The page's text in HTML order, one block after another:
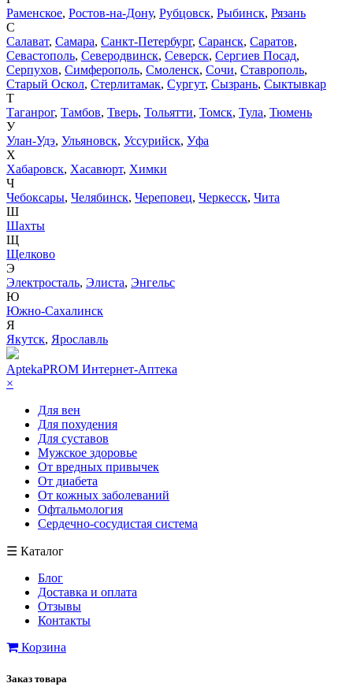
Раменское, Ростов-на-Дону, Рубцовск, Рыбинск, Рязань
С
Салават, Самара, Санкт-Петербург, Саранск, Саратов,
Севастополь, Северодвинск, Северск, Сергиев Посад,
Серпухов, Симферополь, Смоленск, Сочи, Ставрополь,
Старый Оскол, Стерлитамак, Сургут, Сызрань, Сыктывкар
Т
Таганрог, Тамбов, Тверь, Тольятти, Томск, Тула, Тюмень
У
Улан-Удэ, Ульяновск, Уссурийск, Уфа
Х
Хабаровск, Хасавюрт, Химки
Ч
Чебоксары, Челябинск, Череповец, Черкесск, Чита
Ш
Шахты
Щ
Щелково
Э
Электросталь, Элиста, Энгельс
Ю
Южно-Сахалинск
Я
Якутск, Ярославль
AptekaPROM Интернет-Аптека
×
Для вен
Для похудения
Для суставов
Мужское здоровье
От вредных привычек
От диабета
От кожных заболеваний
Офтальмология
Сердечно-сосудистая система
☰ Каталог
Блог
Доставка и оплата
Отзывы
Контакты
Корзина
Заказ товара